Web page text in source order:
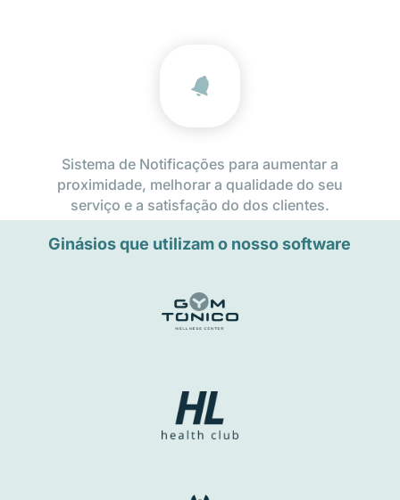
Sistema de Notificações para aumentar a
proximidade, melhorar a qualidade do seu
serviço e a satisfação do dos clientes.
Ginásios que utilizam o nosso software